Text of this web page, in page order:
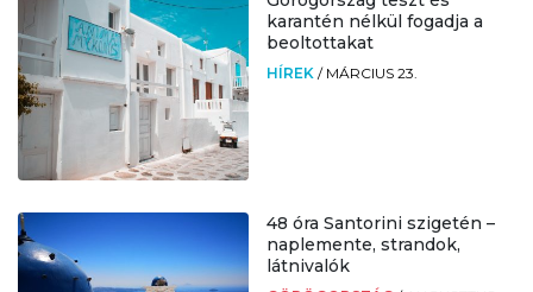
karantén nélkül fogadja a
beoltottakat
HÍREK / MÁRCIUS 23.
48 óra Santorini szigetén –
naplemente, strandok,
látnivalók